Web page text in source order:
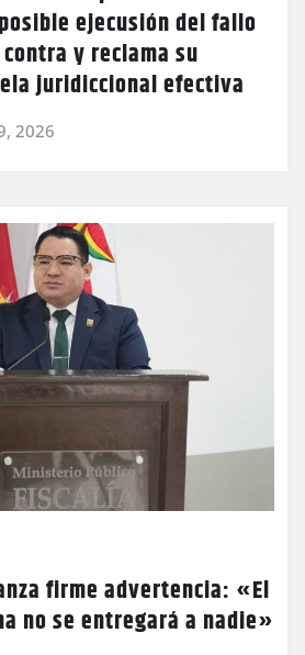
ejecusión del fallo
y reclama su
juridiccional efectiva
2026
firme advertencia: «El
no se entregará a nadie»